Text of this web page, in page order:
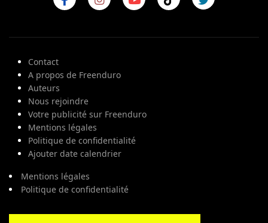
Contact
A propos de Freenduro
Auteurs
Nous rejoindre
Votre publicité sur Freenduro
Mentions légales
Politique de confidentialité
Ajouter date calendrier
Mentions légales
Politique de confidentialité